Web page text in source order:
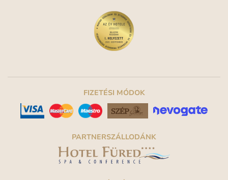
FIZETÉSI MÓDOK
PARTNERSZÁLLODÁNK